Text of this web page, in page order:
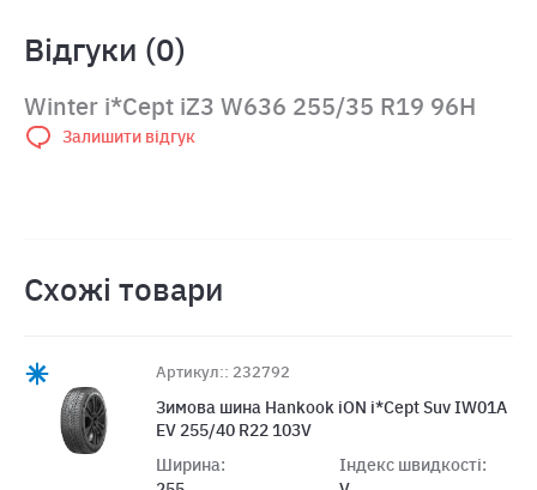
Відгуки (0)
Winter i*Cept iZ3 W636 255/35 R19 96H
Залишити відгук
Схожі товари
Артикул:: 232792
Зимова шина Hankook iON i*Cept Suv IW01A
EV 255/40 R22 103V
Ширина:
Індекс швидкості: